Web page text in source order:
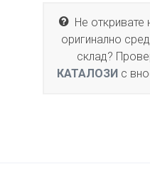
Не
оригинално
склад?
КАТАЛОЗИ с